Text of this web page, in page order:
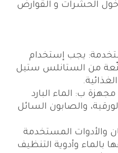
الحشرات و القوارض
يجب إستخدام
من الستانلس ستيل
ب: الماء البارد
والصابون السائل
والأدوات المستخدمة
بالماء وأدوية التنظيف